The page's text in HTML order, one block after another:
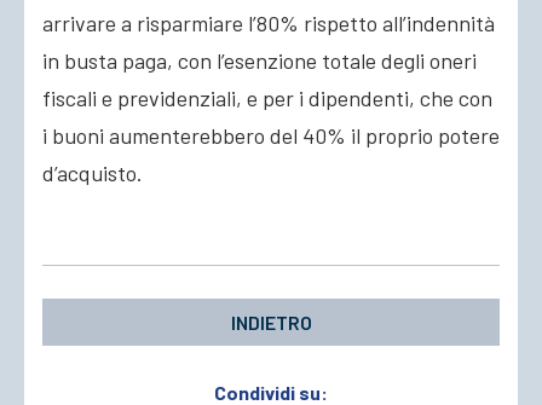
arrivare a risparmiare l’80% rispetto all’indennità
in busta paga, con l’esenzione totale degli oneri
fiscali e previdenziali, e per i dipendenti, che con
i buoni aumenterebbero del 40% il proprio potere
d’acquisto.
INDIETRO
Condividi su: